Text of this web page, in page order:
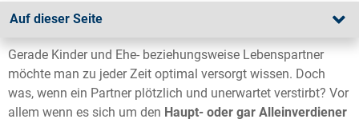
Auf dieser Seite
Gerade Kinder und Ehe- beziehungsweise Lebenspartner
möchte man zu jeder Zeit optimal versorgt wissen. Doch
was, wenn ein Partner plötzlich und unerwartet verstirbt? Vor
allem wenn es sich um den Haupt- oder gar Alleinverdiener